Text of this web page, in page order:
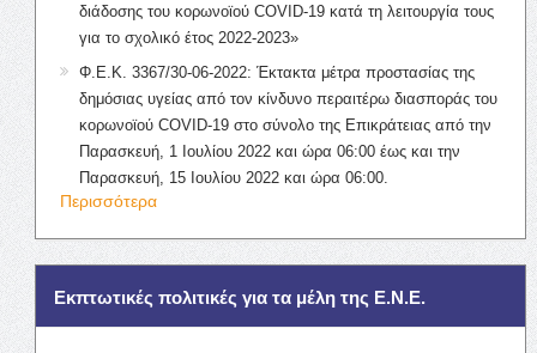
διάδοσης του κορωνοϊού COVID-19 κατά τη λειτουργία τους
για το σχολικό έτος 2022-2023»
Φ.Ε.Κ. 3367/30-06-2022: Έκτακτα μέτρα προστασίας της
δημόσιας υγείας από τον κίνδυνο περαιτέρω διασποράς του
κορωνοϊού COVID-19 στο σύνολο της Επικράτειας από την
Παρασκευή, 1 Ιουλίου 2022 και ώρα 06:00 έως και την
Παρασκευή, 15 Ιουλίου 2022 και ώρα 06:00.
Περισσότερα
Εκπτωτικές πολιτικές για τα μέλη της Ε.Ν.Ε.